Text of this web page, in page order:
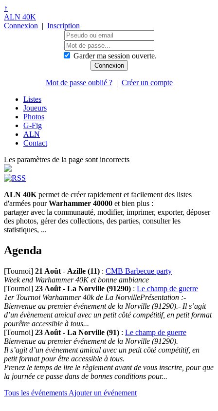
↑
ALN 40K
Connexion | Inscription
Garder ma session ouverte.
Mot de passe oublié ?| Créer un compte
Listes
Joueurs
Photos
G-Fig
ALN
Contact
Les paramètres de la page sont incorrects
ALN 40K permet de créer rapidement et facilement des listes
d'armées pourWarhammer 40000 et bien plus :
partager avec la communauté, modifier, imprimer, exporter, déposer
des photos, gérer des collections, des parties, consulter les
statistiques, ...
Agenda
[Tournoi] 21 Août - Azille (11) : CMB Barbecue party
Week end Warhammer 40K et bonne ambiance
[Tournoi] 23 Août - La Norville (91290) : Le champ de guerre
1er Tournoi Warhammer 40k de La NorvillePrésentation :-
Bienvenue au premier événement de la Norville (91290).- Il s’agit
d’un évènement amical avec un petit côté compétitif, en petit format
pourêtre accessible à tous...
[Tournoi] 23 Août - La Norville (91) : Le champ de guerre
Bienvenue au premier événement de la Norville (91290).
Il s’agit d’un évènement amical avec un petit côté compétitif, en
petit format pour être accessible à tous.
Prenez le temps de lire le règlement avant de vous inscrire, pour que
la journée ce passe dans de bonnes conditions pour...
Tous les événements Ajouter un événement